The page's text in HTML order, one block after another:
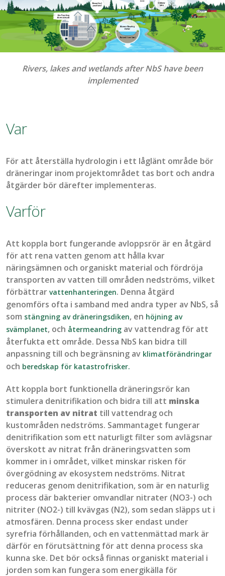
Rivers, lakes and wetlands after NbS have been
implemented
Var
För att återställa hydrologin i ett låglänt område bör
dräneringar inom projektområdet tas bort och andra
åtgärder bör därefter implementeras.
Varför
Att koppla bort fungerande avloppsrör är en åtgärd
för att rena vatten genom att hålla kvar
näringsämnen och organiskt material och fördröja
transporten av vatten till områden nedströms, vilket
förbättrar vattenhanteringen. Denna åtgärd
genomförs ofta i samband med andra typer av NbS, så
som stängning av dräneringsdiken, en höjning av
svämplanet, och återmeandring avvattendrag för att
återfukta ett område. Dessa NbS kan bidra till
anpassning till och begränsning av klimatförändringar
och beredskap för katastrofrisker.
Att koppla bort funktionella dräneringsrör kan
stimulera denitrifikation och bidra till att minska
transporten av nitrat till vattendrag och
kustområden nedströms. Sammantaget fungerar
denitrifikation som ett naturligt filter som avlägsnar
överskott av nitrat från dräneringsvatten som
kommer in i området, vilket minskar risken för
övergödning av ekosystem nedströms. Nitrat
reduceras genom denitrifikation, som är en naturlig
process där bakterier omvandlar nitrater (NO3-) och
nitriter (NO2-) till kvävgas (N2), som sedan släpps ut i
atmosfären. Denna process sker endast under
syrefria förhållanden, och en vattenmättad mark är
därför en förutsättning för att denna process ska
kunna ske. Det bör också finnas organiskt material i
jorden som kan fungera som energikälla för